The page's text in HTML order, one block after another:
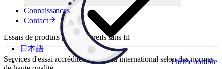
Thème sombre
日本語
Connaissances
Contact
Essais de produits pour appareils sans fil
Services d'essai accrédités au niveau international selon des normes